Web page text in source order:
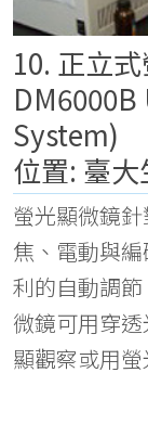
10. 正立
System)
位置: 臺
螢光顯微鏡
焦、電動與
利的自動調
微鏡可用穿
顯觀察或用